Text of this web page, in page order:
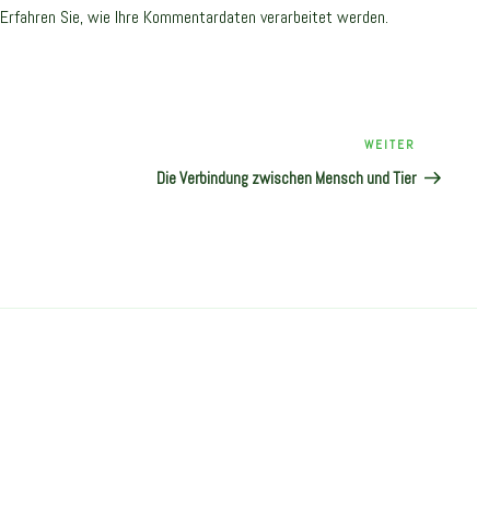
Erfahren Sie, wie Ihre Kommentardaten verarbeitet werden.
Beitrag
WEITER
Die Verbindung zwischen Mensch und Tier